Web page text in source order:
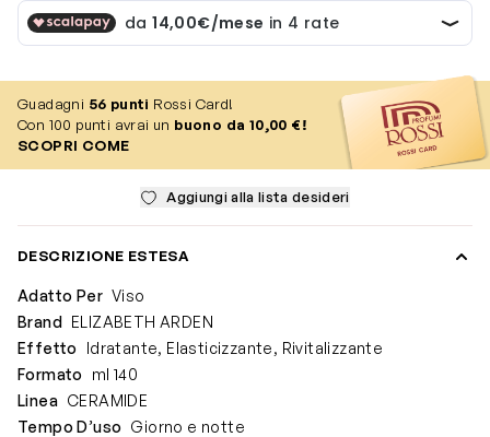
Guadagni 56 punti Rossi Card!
Con 100 punti avrai un buono da 10,00 €!
SCOPRI COME
Aggiungi alla lista desideri
DESCRIZIONE ESTESA
Adatto Per Viso
Brand ELIZABETH ARDEN
Effetto
Idratante, Elasticizzante, Rivitalizzante
Formato
ml 140
Linea CERAMIDE
Tempo D’uso Giorno e notte